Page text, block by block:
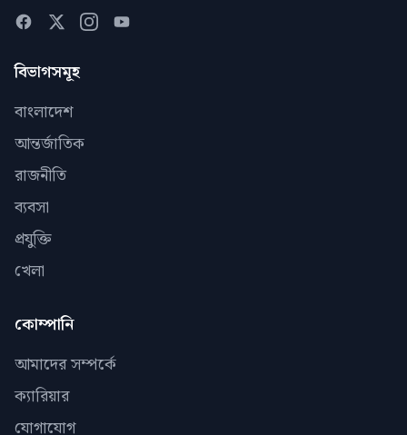
বিভাগসমূহ
বাংলাদেশ
আন্তর্জাতিক
রাজনীতি
ব্যবসা
প্রযুক্তি
খেলা
কোম্পানি
আমাদের সম্পর্কে
ক্যারিয়ার
যোগাযোগ